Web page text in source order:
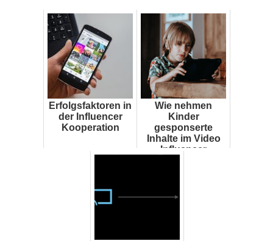
Erfolgsfaktoren in
der Influencer
Kooperation
Wie nehmen
Kinder
gesponserte
Inhalte im Video
Influencer